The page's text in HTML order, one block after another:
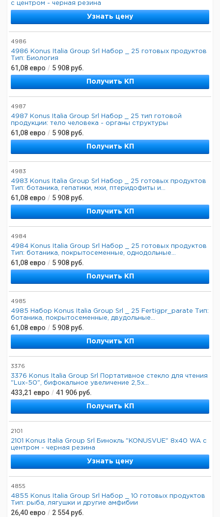
с центром - черная резина
Узнать цену
4986
4986 Konus Italia Group Srl Набор _ 25 готовых продуктов
Тип: Биология
61,08 евро / 5 908 руб.
Получить КП
4987
4987 Konus Italia Group Srl Набор _ 25 тип готовой
продукции: тело человека - органы структуры
61,08 евро / 5 908 руб.
Получить КП
4983
4983 Konus Italia Group Srl Набор _ 25 готовых продуктов
Тип: ботаника, гепатики, мхи, птеридофиты и...
61,08 евро / 5 908 руб.
Получить КП
4984
4984 Konus Italia Group Srl Набор _ 25 готовых продуктов
Тип: ботаника, покрытосеменные, однодольные...
61,08 евро / 5 908 руб.
Получить КП
4985
4985 Набор Konus Italia Group Srl _ 25 Fertigpr_parate Тип:
ботаника, покрытосеменные, двудольные...
61,08 евро / 5 908 руб.
Получить КП
3376
3376 Konus Italia Group Srl Портативное стекло для чтения
"Lux-50", бифокальное увеличение 2,5x...
433,21 евро / 41 906 руб.
Получить КП
2101
2101 Konus Italia Group Srl Бинокль "KONUSVUE" 8x40 WA с
центром - черная резина
Узнать цену
4855
4855 Konus Italia Group Srl Набор _ 10 готовых продуктов
Тип: рыба, лягушки и другие амфибии
26,40 евро / 2 554 руб.